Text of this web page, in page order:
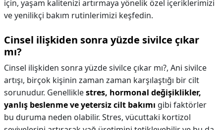
için, yaşam kalitenizi artırmaya yönelik özel içeriklerimizi
ve yenilikçi bakım rutinlerimizi keşfedin.
Cinsel ilişkiden sonra yüzde sivilce çıkar
mı?
Cinsel ilişkiden sonra yüzde sivilce çıkar mı?, Ani sivilce
artışı, birçok kişinin zaman zaman karşılaştığı bir cilt
sorunudur. Genelliklestres, hormonal değişiklikler,
yanlış beslenme ve yetersiz cilt bakımı gibi faktörler
bu duruma neden olabilir. Stres, vücuttaki kortizol